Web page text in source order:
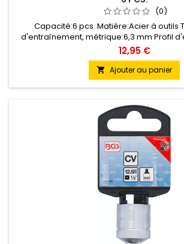
(0)
Capacité:6 pcs. Matière:Acier à outils
d'entraînement, métrique:6,3 mm Profil
pans mâle Taille de profil12,95 €
 Ajouter au panier